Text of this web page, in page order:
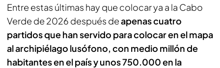
Entre estas últimas hay que colocar ya a la Cabo
Verde de 2026 después deapenas cuatro
partidos que han servido para colocar en el mapa
al archipiélago lusófono, con medio millón de
habitantes en el país y unos 750.000 en la